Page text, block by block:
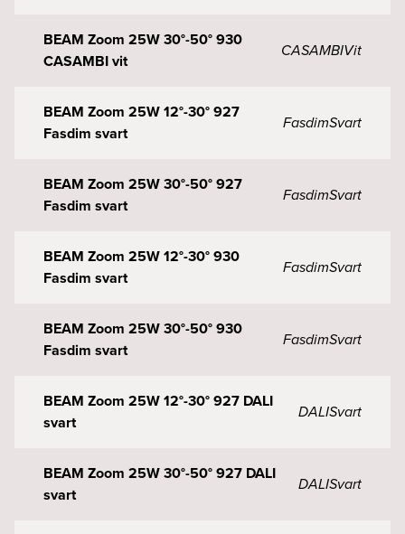
BEAM Zoom 25W 30°-50° 930
CASAMBI vit
CASAMBIVit
BEAM Zoom 25W 12°-30° 927
Fasdim svart
FasdimSvart
BEAM Zoom 25W 30°-50° 927
Fasdim svart
FasdimSvart
BEAM Zoom 25W 12°-30° 930
Fasdim svart
FasdimSvart
BEAM Zoom 25W 30°-50° 930
Fasdim svart
FasdimSvart
BEAM Zoom 25W 12°-30° 927 DALI
svart
DALISvart
BEAM Zoom 25W 30°-50° 927 DALI
svart
DALISvart